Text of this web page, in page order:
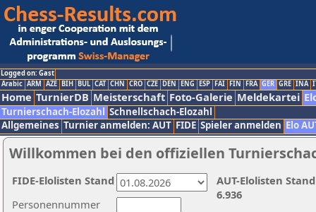
Logged on: Gast
Arabic ARM AZE BIH BUL CAT CHN CRO CZE DEN ENG ESP FAI FIN FRA GER GRE INA
Home TurnierDB Meisterschaft Foto-Galerie Meldekartei
Turnierschach-Elozahl Schnellschach-Elozahl
Allgemeines Turnier anmelden: AUT FIDE Spieler anmelden Elo
Willkommen bei den offiziellen
Personennummer
AUT-Elolisten
6.936
FIDE-Elolisten Stand